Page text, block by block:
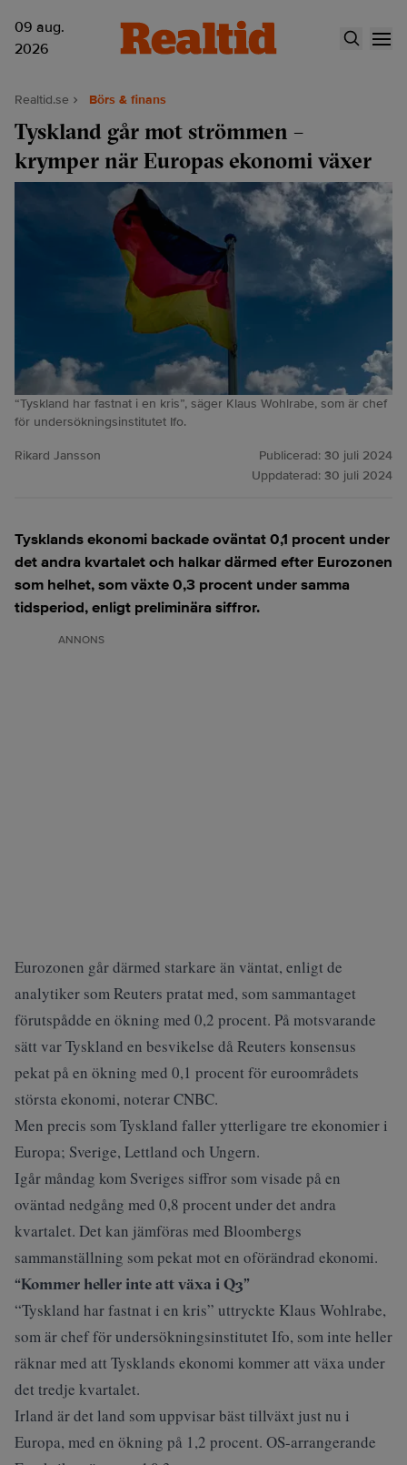
09 aug.
2026
Realtid.se Börs & finans
Tyskland går mot strömmen –
krymper när Europas ekonomi växer
“Tyskland har fastnat i en kris”, säger Klaus Wohlrabe, som är chef
för undersökningsinstitutet Ifo.
Rikard Jansson Publicerad: 30 juli 2024
Uppdaterad: 30 juli 2024
Tysklands ekonomi backade oväntat 0,1 procent under
det andra kvartalet och halkar därmed efter Eurozonen
som helhet, som växte 0,3 procent under samma
tidsperiod, enligt preliminära siffror.
ANNONS
Eurozonen går därmed starkare än väntat, enligt de
analytiker som Reuters pratat med, som sammantaget
förutspådde en ökning med 0,2 procent. På motsvarande
sätt var Tyskland en besvikelse då Reuters konsensus
pekat på en ökning med 0,1 procent för euroområdets
största ekonomi, noterarCNBC.
Men precis som Tyskland faller ytterligare tre ekonomier i
Europa; Sverige, Lettland och Ungern.
Igår måndag kom Sveriges siffror som visade på en
oväntad nedgång med 0,8 procent under det andra
kvartalet. Det kan jämföras med Bloombergs
sammanställning som pekat mot en oförändrad ekonomi.
“Kommer heller inte att växa i Q3”
“Tyskland har fastnat i en kris” uttryckte Klaus Wohlrabe,
som är chef för undersökningsinstitutet Ifo, som inte heller
räknar med att Tysklands ekonomi kommer att växa under
det tredje kvartalet.
Irland är det land som uppvisar bäst tillväxt just nu i
Europa, med en ökning på 1,2 procent. OS-arrangerande